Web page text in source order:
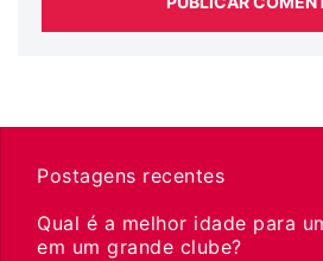
Postagens recentes
Qual é a melhor idade para
em um grande clube?